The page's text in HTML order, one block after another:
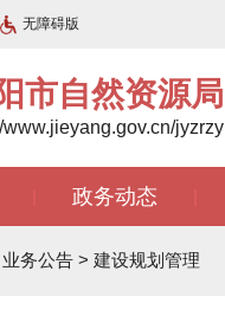
无障碍版
市自然资源局
www.jieyang.gov.cn/jyzrzy
政务动态
业务公告 > 建设规划管理